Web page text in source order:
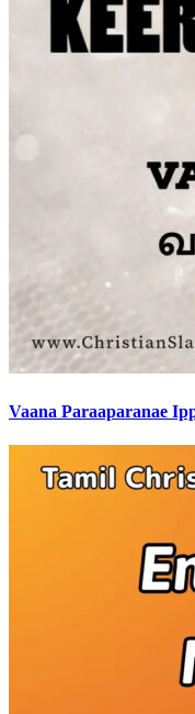
Vaana Paraaparanae